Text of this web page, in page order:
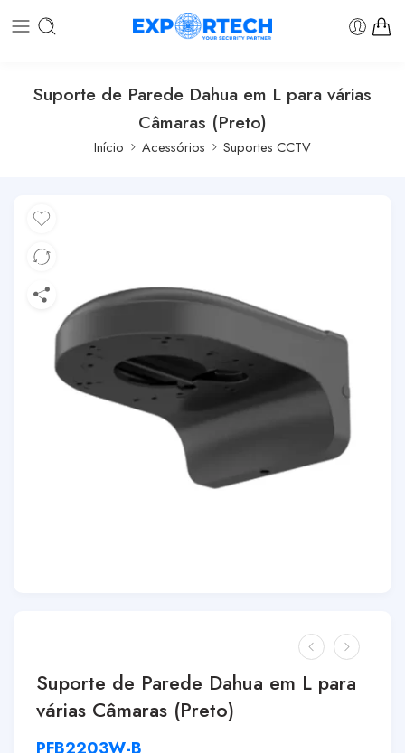
Suporte de Parede Dahua em L para várias
Câmaras (Preto)
Início Acessórios Suportes CCTV
Suporte de Parede Dahua em L para
várias Câmaras (Preto)